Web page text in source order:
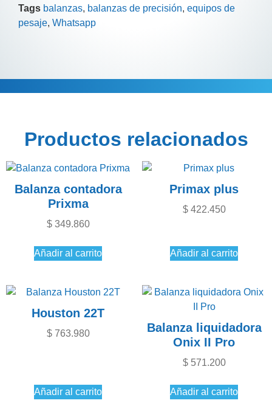
Tags balanzas, balanzas de precisión, equipos de
pesaje, Whatsapp
Descripción
Productos relacionados
Balanza contadora
Prixma
$349.860
Añadir al carrito
Primax plus
$422.450
Añadir al carrito
Houston 22T
$763.980
Añadir al carrito
Balanza liquidadora
Onix II Pro
$571.200
Añadir al carrito